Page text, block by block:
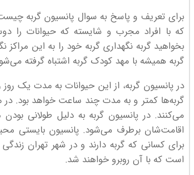
برای تعریف و پاسخ به سوال پانسیون گربه
که با افراد مجرب و شایسته که حیوانات را
بخواهید گربه نگهداری گربه خود را به این
گربه همیشه با مهد کودک گربه اشتباه گرفته
در پانسیون گربه، از این حیوانات به مدت یک
گربه‌ها کمتر و به مدت چند ساعت خواهد بود. در
می‌کنند. در پانسیون گربه به دلیل طولانی
اقامت‌شان برطرف می‌شود. پانسیون بایستی
برای کسانی که گربه دارند و در شهر تهران
است که با آن روبرو خواهند شد.